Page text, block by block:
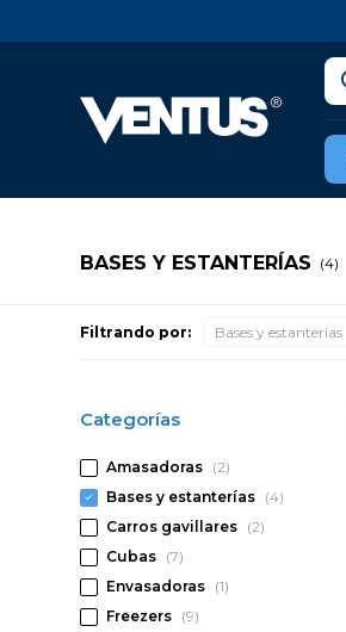
BASES Y ESTANTERÍAS (4)
Filtrando por: Bases y estanterías
Categorías
Amasadoras (2)
Bases y estanterías (4)
Carros gavillares (2)
Cubas (7)
Envasadoras (1)
Freezers (9)